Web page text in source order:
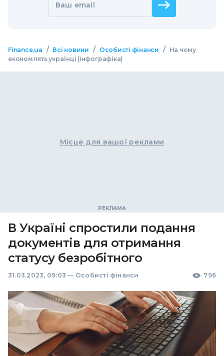
Ваш email
Finance.ua / Всі новини / Особисті фінанси /
На чому
економлять українці (інфографіка)
Місце для вашої реклами
В Україні спростили подання
документів для отримання
статусу безробітного
31.03.2023, 09:03 — Особисті фінанси 796